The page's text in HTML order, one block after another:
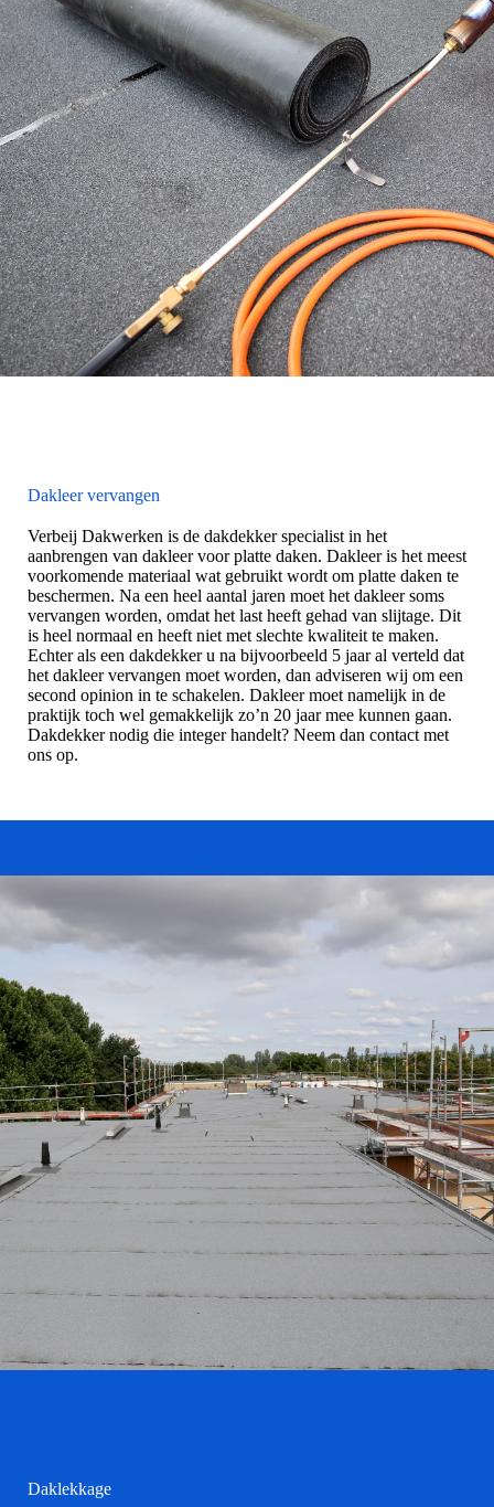
Dakleer vervangen
Verbeij Dakwerken is de dakdekker specialist in het
aanbrengen van dakleer voor platte daken. Dakleer is het meest
voorkomende materiaal wat gebruikt wordt om platte daken te
beschermen. Na een heel aantal jaren moet het dakleer soms
vervangen worden, omdat het last heeft gehad van slijtage. Dit
is heel normaal en heeft niet met slechte kwaliteit te maken.
Echter als een dakdekker u na bijvoorbeeld 5 jaar al verteld dat
het dakleer vervangen moet worden, dan adviseren wij om een
second opinion in te schakelen. Dakleer moet namelijk in de
praktijk toch wel gemakkelijk zo’n 20 jaar mee kunnen gaan.
Dakdekker nodig die integer handelt? Neem dan contact met
ons op.
Daklekkage